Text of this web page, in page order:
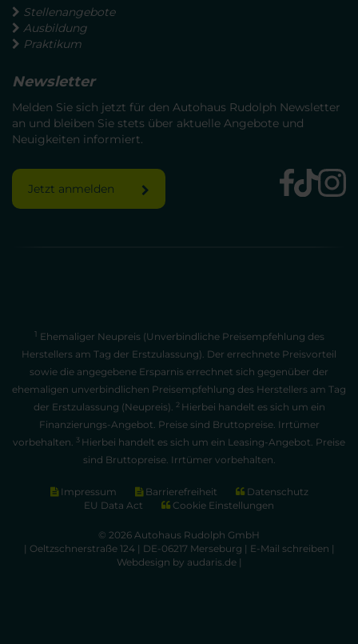
Stellenangebote
Ausbildung
Praktikum
Newsletter
Melden Sie sich jetzt für den Autohaus Rudolph Newsletter
an und bleiben Sie stets über aktuelle Angebote und
Neuigkeiten informiert.
Jetzt anmelden
1 Ehemaliger Neupreis (Unverbindliche Preisempfehlung des
Herstellers am Tag der Erstzulassung). Der errechnete Preisvorteil
sowie die angegebene Ersparnis errechnet sich gegenüber der
ehemaligen unverbindlichen Preisempfehlung des Herstellers am Tag
der Erstzulassung (Neupreis). 2 Hierbei handelt es sich um ein
Finanzierungs-Angebot. Preise sind Bruttopreise. Irrtümer
vorbehalten. 3 Hierbei handelt es sich um ein Leasing-Angebot. Preise
sind Bruttopreise. Irrtümer vorbehalten.
Impressum Barrierefreiheit
Datenschutz
EU Data Act
Cookie Einstellungen
© 2026 Autohaus Rudolph GmbH
| Oeltzschnerstraße 124 | DE-06217 Merseburg | E-Mail schreiben |
Webdesign by audaris.de|